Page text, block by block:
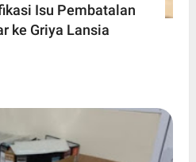
Isu Pembatalan
ke Griya Lansia